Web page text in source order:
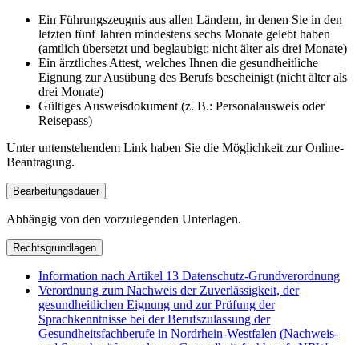
Ein Führungszeugnis aus allen Ländern, in denen Sie in den
letzten fünf Jahren mindestens sechs Monate gelebt haben
(amtlich übersetzt und beglaubigt; nicht älter als drei Monate)
Ein ärztliches Attest, welches Ihnen die gesundheitliche
Eignung zur Ausübung des Berufs bescheinigt (nicht älter als
drei Monate)
Gültiges Ausweisdokument (z. B.: Personalausweis oder
Reisepass)
Unter untenstehendem Link haben Sie die Möglichkeit zur Online-
Beantragung.
Bearbeitungsdauer
Abhängig von den vorzulegenden Unterlagen.
Rechtsgrundlagen
Information nach Artikel 13 Datenschutz-Grundverordnung
Verordnung zum Nachweis der Zuverlässigkeit, der
gesundheitlichen Eignung und zur Prüfung der
Sprachkenntnisse bei der Berufszulassung der
Gesundheitsfachberufe in Nordrhein-Westfalen (Nachweis-